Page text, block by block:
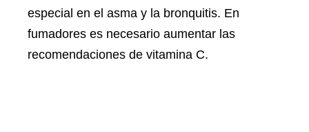
especial en el asma y la bronquitis. En
fumadores es necesario aumentar las
recomendaciones de vitamina C.